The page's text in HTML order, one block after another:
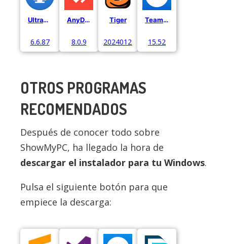
UltraViewer
6.6.87
AnyDesk
8.0.9
Tiger
20240122
Team Viewer
15.52
OTROS PROGRAMAS
RECOMENDADOS
Después de conocer todo sobre
ShowMyPC, ha llegado la hora de
descargar el instalador para tu Windows.
Pulsa el siguiente botón para que
empiece la descarga: